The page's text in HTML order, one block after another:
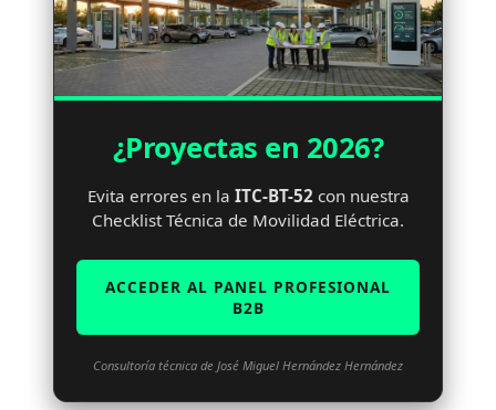
¿Proyectas en 2026?
Evita errores en la ITC-BT-52con nuestra
Checklist Técnica de Movilidad Eléctrica.
ACCEDER AL PANEL PROFESIONAL
B2B
Consultoría técnica de José Miguel Hernández Hernández